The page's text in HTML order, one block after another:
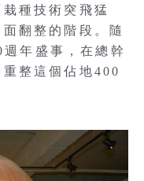
種技術突飛猛
翻整的階段。隨
年盛事，在總幹
整這個佔地400